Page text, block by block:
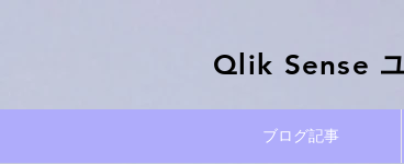
Qlik Sense
ブログ記事